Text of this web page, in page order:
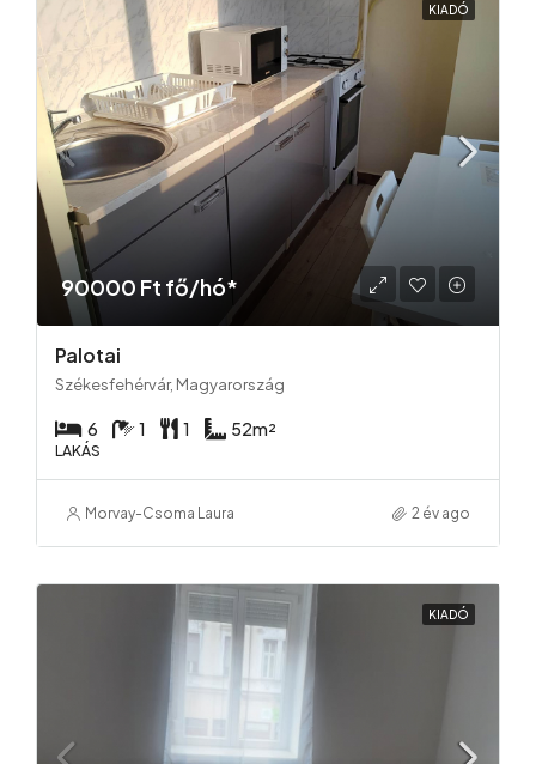
KIADÓ
90000 Ft fő/hó*
Palotai
Székesfehérvár, Magyarország
6 1 1 52m²
LAKÁS
Morvay-Csoma Laura 2 év ago
KIADÓ